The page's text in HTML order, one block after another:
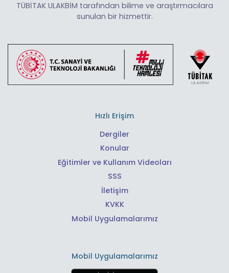
TÜBİTAK ULAKBİM tarafından bilime ve araştırmacılara
sunulan bir hizmettir.
Hızlı Erişim
Dergiler
Konular
Eğitimler ve Kullanım Videoları
SSS
İletişim
KVKK
Mobil Uygulamalarımız
Mobil Uygulamalarımız